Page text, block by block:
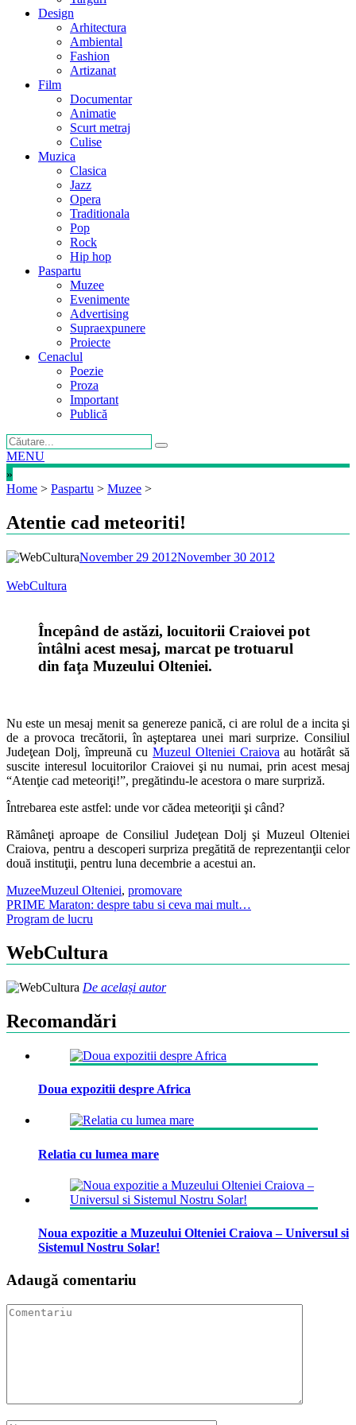
Design
Arhitectura
Ambiental
Fashion
Artizanat
Film
Documentar
Animatie
Scurt metraj
Culise
Muzica
Clasica
Jazz
Opera
Traditionala
Pop
Rock
Hip hop
Paspartu
Muzee
Evenimente
Advertising
Supraexpunere
Proiecte
Cenaclul
Poezie
Proza
Important
Publică
MENU
»
Home > Paspartu > Muzee >
Atentie cad meteoriti!
November 29 2012November 30 2012
WebCultura
Începând de astăzi, locuitorii Craiovei pot
întâlni acest mesaj, marcat pe trotuarul
din faţa Muzeului Olteniei.
Nu este un mesaj menit sa genereze panică, ci are rolul de a incita şi
de a provoca trecătorii, în aşteptarea unei mari surprize. Consiliul
Judeţean Dolj, împreună cuMuzeul Olteniei Craiova au hotărât să
suscite interesul locuitorilor Craiovei şi nu numai, prin acest mesaj
“Atenţie cad meteoriţi!”, pregătindu-le acestora o mare surpriză.
Întrebarea este astfel: unde vor cădea meteoriţii şi când?
Rămâneţi aproape de Consiliul Judeţean Dolj şi Muzeul Olteniei
Craiova, pentru a descoperi surpriza pregătită de reprezentanţii celor
două instituţii, pentru luna decembrie a acestui an.
MuzeeMuzeul Olteniei, promovare
Post
navigation
PRIME Maraton: despre tabu si ceva mai mult…
Program de lucru
WebCultura
De același autor
Recomandări
Doua expozitii despre Africa
Relatia cu lumea mare
Noua expozitie a Muzeului Olteniei Craiova – Universul si
Sistemul Nostru Solar!
Adaugă comentariu